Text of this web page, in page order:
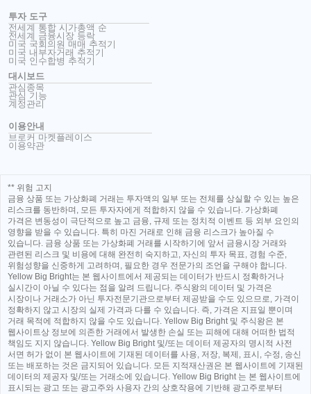
투자 도구
전세계 통합 시가총액 순
전세계 금융시장 등락
미국 국회의원 매매 추적기
미국 내부자거래 추적기
미국 인수합병 추적기
대시보드
관심종목
관심 기능
계정관리
이용안내
브로커 마켓플레이스
이용약관
** 위험 고지
금융 상품 또는 가상화폐 거래는 투자액의 일부 또는 전체를 상실할 수 있는 높은
리스크를 동반하며, 모든 투자자에게 적합하지 않을 수 있습니다. 가상화폐
가격은 변동성이 극단적으로 높고 금융, 규제 또는 정치적 이벤트 등 외부 요인의
영향을 받을 수 있습니다. 특히 마진 거래로 인해 금융 리스크가 높아질 수
있습니다. 금융 상품 또는 가상화폐 거래를 시작하기에 앞서 금융시장 거래와
관련된 리스크 및 비용에 대해 완전히 숙지하고, 자신의 투자 목표, 경험 수준,
위험성향을 신중하게 고려하며, 필요한 경우 전문가의 조언을 구해야 합니다.
Yellow Big Bright는 본 웹사이트에서 제공되는 데이터가 반드시 정확하거나
실시간이 아닐 수 있다는 점을 알려 드립니다. 주식왕의 데이터 및 가격은
시장이나 거래소가 아닌 투자전문기관으로부터 제공받을 수도 있으므로, 가격이
정확하지 않고 시장의 실제 가격과 다를 수 있습니다. 즉, 가격은 지표일 뿐이며
거래 목적에 적합하지 않을 수도 있습니다. Yellow Big Bright 및 주식왕은 본
웹사이트상 정보에 의존한 거래에서 발생한 손실 또는 피해에 대해 어떠한 법적
책임도 지지 않습니다. Yellow Big Bright 및/또는 데이터 제공자의 명시적 사전
서면 허가 없이 본 웹사이트에 기재된 데이터를 사용, 저장, 복제, 표시, 수정, 송신
또는 배포하는 것은 금지되어 있습니다. 모든 지적재산권은 본 웹사이트에 기재된
데이터의 제공자 및/또는 거래소에 있습니다. Yellow Big Bright 는 본 웹사이트에
표시되는 광고 또는 광고주와 사용자 간의 상호작용에 기반해 광고주로부터